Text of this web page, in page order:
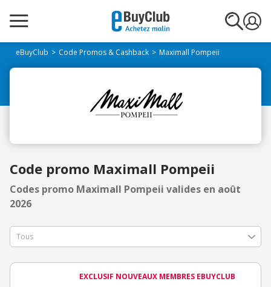
eBuyClub Code Promos & Cashback Maximall Pompeii
Code promo Maximall Pompeii
Codes promo Maximall Pompeii valides en août
2026
EXCLUSIF NOUVEAUX MEMBRES EBUYCLUB